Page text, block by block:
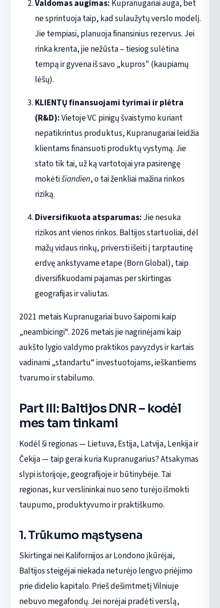
Valdomas augimas: Kupranugariai auga, bet
ne sprintuoja taip, kad sulaužytų verslo modelį.
Jie tempiasi, planuoja finansinius rezervus. Jei
rinka krenta, jie nežūsta – tiesiog sulėtina
tempą ir gyvena iš savo „kupros" (kaupiamų
lėšų).
KLIENTŲ finansuojami tyrimai ir plėtra
(R&D):Vietoje VC pinigų švaistymo kuriant
nepatikrintus produktus, Kupranugariai leidžia
klientams finansuoti produktų vystymą. Jie
stato tik tai, už ką vartotojai yra pasirengę
mokėtišiandien, o tai ženkliai mažina rinkos
riziką.
Diversifikuota atsparumas: Jie nesuka
rizikos ant vienos rinkos. Baltijos startuoliai, dėl
mažų vidaus rinkų, priversti išeiti į tarptautinę
erdvę ankstyvame etape (Born Global), taip
diversifikuodami pajamas per skirtingas
geografijas ir valiutas.
2021 metais Kupranugariai buvo šaipomi kaip
„neambicingi“. 2026 metais jie nagrinėjami kaip
aukšto lygio valdymo praktikos pavyzdys ir kartais
vadinami „standartu“ investuotojams, ieškantiems
tvarumo ir stabilumo.
Part III: Baltijos DNR – kodėl
mes tam tinkami
Kodėl ši regionas — Lietuva, Estija, Latvija, Lenkija ir
Čekija — taip gerai kuria Kupranugarius? Atsakymas
slypi istorijoje, geografijoje ir būtinybėje. Tai
regionas, kur verslininkai nuo seno turėjo išmokti
taupumo, produktyvumo ir praktiškumo.
1. Trūkumo mąstysena
Skirtingai nei Kalifornijos ar Londono įkūrėjai,
Baltijos steigėjai niekada neturėjo lengvo priėjimo
prie didelio kapitalo. Prieš dešimtmetį Vilniuje
nebuvo megafondų. Jei norėjai pradėti verslą,